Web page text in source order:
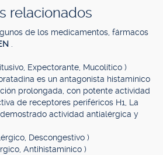
relacionados
de los medicamentos, fármacos
Expectorante, Mucolítico )
es un antagonista histamínico
prolongada, con potente actividad
de receptores periféricos H1, La
actividad antialérgica y
Descongestivo )
Antihistamínico )